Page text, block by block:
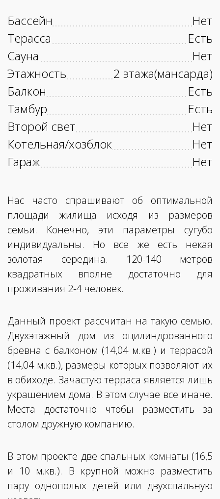
Бассейн
Нет
Терасса
Есть
Сауна
Нет
Этажность
2 этажа(мансарда)
Балкон
Есть
Тамбур
Есть
Второй свет
Нет
Котельная/хозблок
Нет
Гараж
Нет
Нас часто спрашивают об оптимальной
площади жилища исходя из размеров
семьи. Конечно, эти параметры сугубо
индивидуальны. Но все же есть некая
золотая середина. 120-140 метров
квадратных вполне достаточно для
проживания 2-4 человек.
Данный проект рассчитан на такую семью.
Двухэтажный дом из оцилиндрованного
бревна с балконом (14,04 м.кв.) и террасой
(14,04 м.кв.), размеры которых позволяют их
в обиходе. Зачастую терраса является лишь
украшением дома. В этом случае все иначе.
Места достаточно чтобы разместить за
столом дружную компанию.
В этом проекте две спальных комнаты (16,5
и 10 м.кв.). В крупной можно разместить
пару однополых детей или двухспальную